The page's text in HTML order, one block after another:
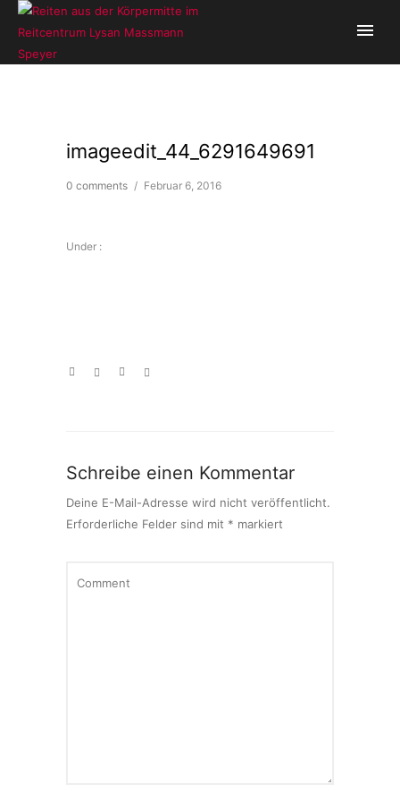
imageedit_44_6291649691
0 comments / Februar 6, 2016
Under :
Schreibe einen Kommentar
Deine E-Mail-Adresse wird nicht veröffentlicht.
Erforderliche Felder sind mit * markiert